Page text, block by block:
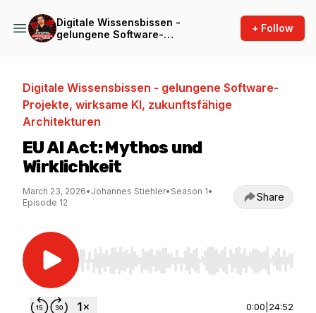
Digitale Wissensbissen -
gelungene Software-
+ Follow
Digitale Wissensbissen - gelungene Software-
Projekte, wirksame KI, zukunftsfähige
Architekturen
EU AI Act: Mythos und
Wirklichkeit
March 23, 2026• Johannes Stiehler• Season 1•
Episode 12
Share
Use Left/Right to seek, Home/End to jump to
0:00 24:52